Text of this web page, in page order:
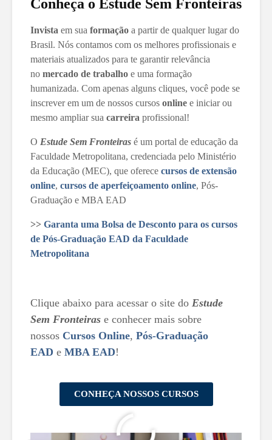
Conheça o Estude Sem Fronteiras
Invista em sua formação a partir de qualquer lugar do
Brasil. Nós contamos com os melhores profissionais e
materiais atualizados para te garantir relevância
no mercado de trabalho e uma formação
humanizada. Com apenas alguns cliques, você pode se
inscrever em um de nossos cursos online e iniciar ou
mesmo ampliar sua carreira profissional!
O Estude Sem Fronteiras é um portal de educação da
Faculdade Metropolitana, credenciada pelo Ministério
da Educação (MEC), que oferece cursos de extensão
online, cursos de aperfeiçoamento online, Pós-
Graduação e MBA EAD
>> Garanta uma Bolsa de Desconto para os cursos
de Pós-Graduação EAD da Faculdade
Metropolitana
Clique abaixo para acessar o site do Estude
Sem Fronteiras e conhecer mais sobre
nossos Cursos Online, Pós-Graduação
EAD e MBA EAD!
CONHEÇA NOSSOS CURSOS